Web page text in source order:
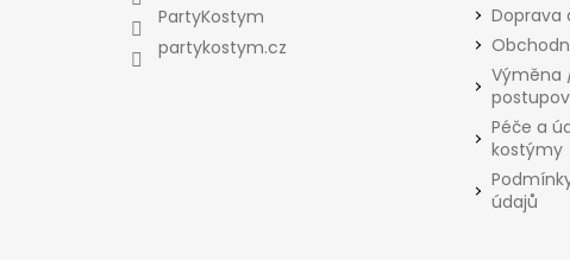
PartyKostym
partykostym.cz
Doprava
Výměna
Péče a
kostýmy
údajů